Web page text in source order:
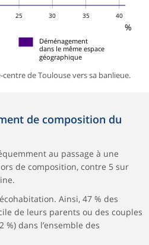
25 30 35 40
%
Déménagement
dans le même espace
géographique
de Toulouse vers sa banlieue.
de composition du
au passage à une
de composition, contre 5 sur
Ainsi, 47 % des
de leurs parents ou des couples
dans l’ensemble des